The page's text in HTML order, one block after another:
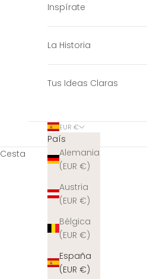
Inspírate
La Historia
Tus Ideas Claras
EUR €
País
Alemania
(EUR €)
Austria
(EUR €)
Bélgica
(EUR €)
España
(EUR €)
Cesta